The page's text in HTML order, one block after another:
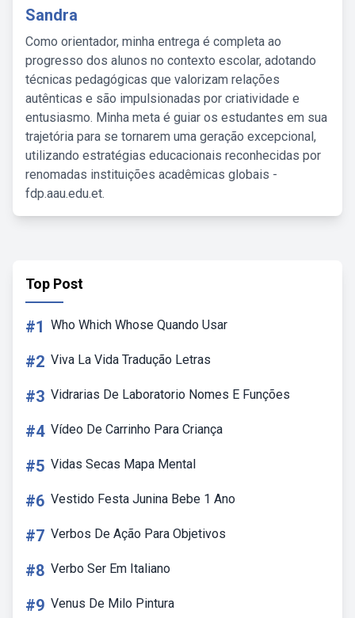
Sandra
Como orientador, minha entrega é completa ao
progresso dos alunos no contexto escolar, adotando
técnicas pedagógicas que valorizam relações
autênticas e são impulsionadas por criatividade e
entusiasmo. Minha meta é guiar os estudantes em sua
trajetória para se tornarem uma geração excepcional,
utilizando estratégias educacionais reconhecidas por
renomadas instituições acadêmicas globais -
fdp.aau.edu.et.
Top Post
#1 Who Which Whose Quando Usar
#2 Viva La Vida Tradução Letras
#3 Vidrarias De Laboratorio Nomes E Funções
#4 Vídeo De Carrinho Para Criança
#5 Vidas Secas Mapa Mental
#6 Vestido Festa Junina Bebe 1 Ano
#7 Verbos De Ação Para Objetivos
#8 Verbo Ser Em Italiano
#9 Venus De Milo Pintura